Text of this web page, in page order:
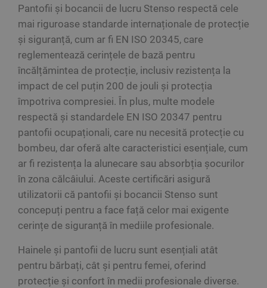
Pantofii și bocancii de lucru Stenso respectă cele
mai riguroase standarde internaționale de protecție
și siguranță, cum ar fi EN ISO 20345, care
reglementează cerințele de bază pentru
încălțămintea de protecție, inclusiv rezistența la
impact de cel puțin 200 de jouli și protecția
împotriva compresiei. În plus, multe modele
respectă și standardele EN ISO 20347 pentru
pantofii ocupaționali, care nu necesită protecție cu
bombeu, dar oferă alte caracteristici esențiale, cum
ar fi rezistența la alunecare sau absorbția șocurilor
în zona călcâiului. Aceste certificări asigură
utilizatorii că pantofii și bocancii Stenso sunt
concepuți pentru a face față celor mai exigente
cerințe de siguranță în mediile profesionale.
Hainele și pantofii de lucru sunt esențiali atât
pentru bărbați, cât și pentru femei, oferind
protecție și confort în medii profesionale diverse.